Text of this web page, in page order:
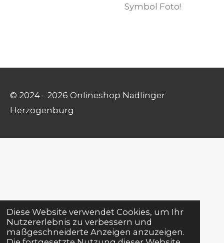
Diese Website verwendet Cookies, um Ihr
Nutzererlebnis zu verbessern und
maßgeschneiderte Anzeigen anzuzeigen.
Symbol Foto!
© 2024 - 2026 Onlineshop Nadlinger
Herzogenburg